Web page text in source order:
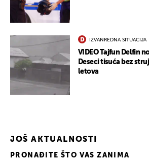
IZVANREDNA SITUACIJA
VIDEO Tajfun Delfin
Deseci tisuća bez
letova
JOŠ AKTUALNOSTI
PRONAĐITE ŠTO VAS ZANIMA